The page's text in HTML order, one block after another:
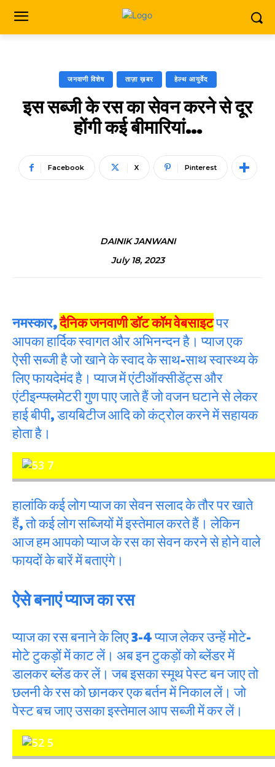
जनवाणी विशेष ताज़ा ख़बर हेल्थ आयुर्वेद
इस सब्जी के रस का सेवन करने से दूर
होंगी कई बीमारियां…
Facebook X Pinterest
DAINIK JANWANI
July 18, 2023
नमस्कार,दैनिक जनवाणी डॉट कॉम वेबसाइटपर
आपका हार्दिक स्वागत और अभिनन्दन है। प्याज एक
ऐसी सब्जी है जो खाने के स्वाद के साथ-साथ स्वास्थ्य के
लिए फायदेमंद है। प्याज में एंटीऑक्सीडेंट्स और
एंटीइन्प्फ्लमेटरी गुण पाए जाते हैं जो वजन घटाने से लेकर
हाई बीपी, डायबिटीज आदि को कंट्रोल करने में सहायक
होता है।
हालांकि कई लोग प्याज का सेवन सलाद के तौर पर खाते
हैं, तो कई लोग सब्जियों में इस्तेमाल करते हैं। लेकिन
आज हम आपको प्याज के रस का सेवन करने से होने वाले
फायदों के बारें में बताएंगे।
ऐसे बनाएं प्याज का रस
प्याज का रस बनाने के लिए 3-4 प्याज लेकर उन्हें मोटे-
मोटे टुकड़ों में काट लें। अब इन टुकड़ों को ब्लेंडर में
डालकर ब्लेंड कर लें। जब इसका स्मूथ पेस्ट बन जाए तो
छलनी के रस को छानकर एक बर्तन में निकाल लें। जो
पेस्ट बच जाए उसका इस्तेमाल आप सब्जी में कर लें।